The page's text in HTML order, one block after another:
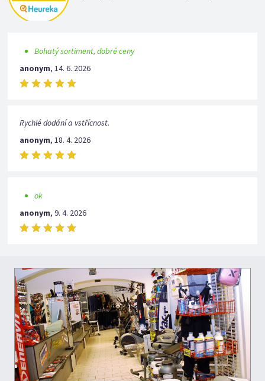
Bohatý sortiment, dobré ceny
anonym,14. 6. 2026
Rychlé dodání a vstřícnost.
anonym,18. 4. 2026
ok
anonym,9. 4. 2026